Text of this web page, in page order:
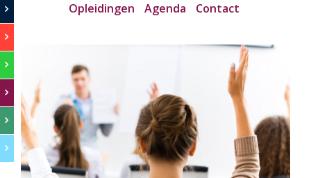
Opleidingen Agenda Contact